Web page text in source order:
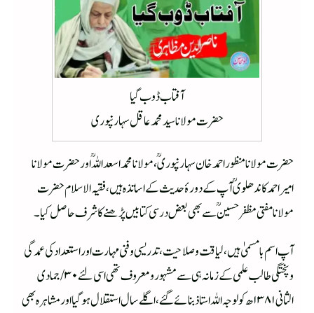
آفتاب ڈوب گیا
حضرت مولانا سید محمد عاقل سہارنپوری
حضرت مولانا منظور احمدخان سہارنپوریؒ، مولانا محمد اسعداللہ ؒاور حضرت مولانا
امیراحمد کاندھلویؒ آپ کے دورۂ حدیث کے اساتذہ ہیں،فقیہ الاسلام حضرت
مولانا مفتی مظفرحسینؒ سے بھی بعض درسی کتابیں پڑھنے کا شرف حاصل کیا۔
آپ اسم بامسمیٰ ہیں ،لیاقت وصلاحیت، تدریسی وفنی مہارت اور استعدادکی عمدگی
و پختگی طالب علمی کے زمانہ ہی سے مشہور و معروف تھی اسی لئے ۳۰/جمادی
الثانی ۱۳۸۱ھ کولوجہ اللہ استاذ بنائے گئے ، اگلے سال استقلال ہوگیا اور مشاہرہ بھی